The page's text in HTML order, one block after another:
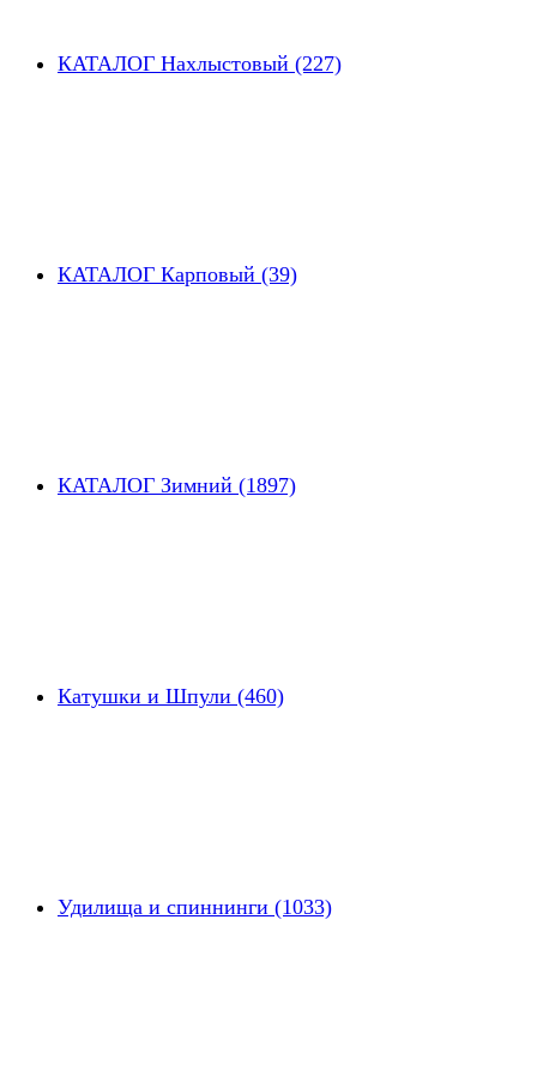
КАТАЛОГ Нахлыстовый (227)
КАТАЛОГ Карповый (39)
КАТАЛОГ Зимний (1897)
Катушки и Шпули (460)
Удилища и спиннинги (1033)